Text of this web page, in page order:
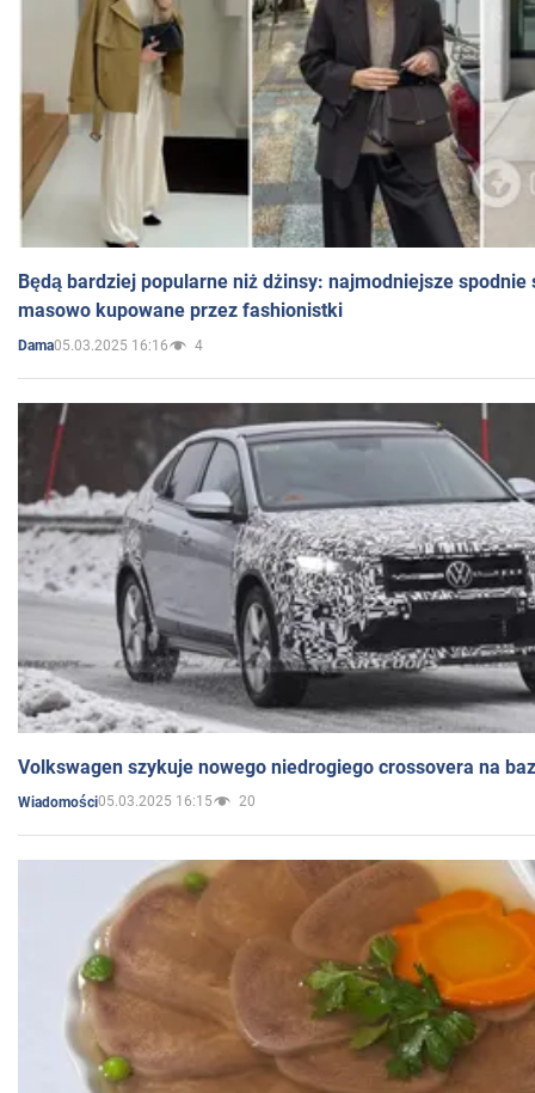
Będą bardziej popularne niż dżinsy: najmodniejsze spodnie
masowo kupowane przez fashionistki
Dama05.03.2025 16:16 4
Volkswagen szykuje nowego niedrogiego crossovera na
Wiadomości05.03.2025 16:15 20